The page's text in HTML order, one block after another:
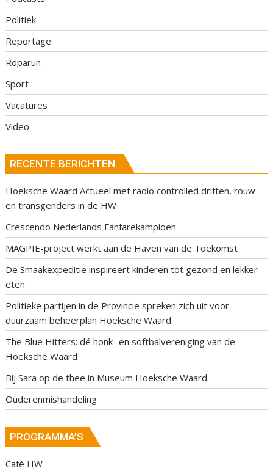
Politiek
Reportage
Roparun
Sport
Vacatures
Video
RECENTE BERICHTEN
Hoeksche Waard Actueel met radio controlled driften, rouw
en transgenders in de HW
Crescendo Nederlands Fanfarekampioen
MAGPIE-project werkt aan de Haven van de Toekomst
De Smaakexpeditie inspireert kinderen tot gezond en lekker
eten
Politieke partijen in de Provincie spreken zich uit voor
duurzaam beheerplan Hoeksche Waard
The Blue Hitters: dé honk- en softbalvereniging van de
Hoeksche Waard
Bij Sara op de thee in Museum Hoeksche Waard
Ouderenmishandeling
PROGRAMMA’S
Café HW